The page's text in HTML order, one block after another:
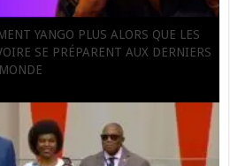
lancent « Elles passent au digital
e-commerce destiné aux